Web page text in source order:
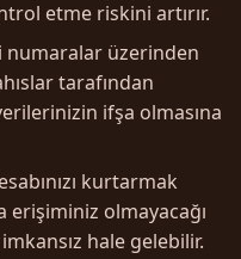
etme riskini artırır.
numaralar üzerinden
tarafından
ifşa olmasına
kurtarmak
olmayacağı
hale gelebilir.